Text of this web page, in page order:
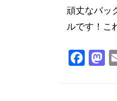
頑丈なバッ
ルです！こ
F